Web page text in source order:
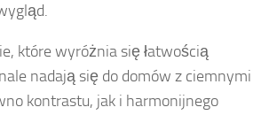
które wyróżnia się łatwością
nadają się do domów z ciemnymi
kontrastu, jak i harmonijnego